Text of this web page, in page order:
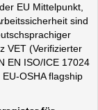
EU Mittelpunkt,
sind
VET (Verifizierter
EN ISO/ICE 17024
OSHA flagship